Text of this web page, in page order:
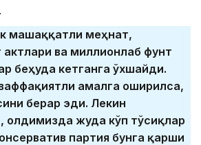
машаққатли меҳнат,
ва миллионлаб фунт
беҳуда кетганга ўхшайди.
амалга оширилса,
берар эди. Лекин
олдимизда жуда кўп тўсиқлар
партия бунга қарши